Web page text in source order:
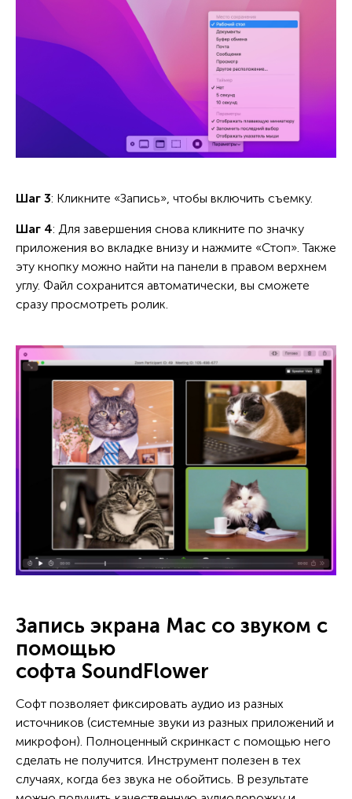
Шаг 3: Кликните «Запись», чтобы включить съемку.
Шаг 4: Для завершения снова кликните по значку
приложения во вкладке внизу и нажмите «Стоп». Также
эту кнопку можно найти на панели в правом верхнем
углу. Файл сохранится автоматически, вы сможете
сразу просмотреть ролик.
Запись экрана Mac со звуком c
помощью
софта SoundFlower
Софт позволяет фиксировать аудио из разных
источников (системные звуки из разных приложений и
микрофон). Полноценный скринкаст с помощью него
сделать не получится. Инструмент полезен в тех
случаях, когда без звука не обойтись. В результате